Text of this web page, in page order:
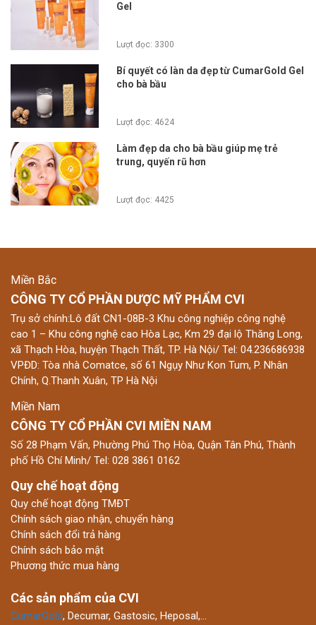
Gel
Lượt đọc: 3300
Bí quyết có làn da đẹp từ CumarGold Gel
cho bà bầu
Lượt đọc: 4624
Làm đẹp da cho bà bầu giúp mẹ trẻ
trung, quyến rũ hơn
Lượt đọc: 4425
Miền Bắc
CÔNG TY CỔ PHẦN DƯỢC MỸ PHẨM CVI
Trụ sở chính:Lô đất CN1-08B-3 Khu công nghiệp công nghệ
cao 1 – Khu công nghệ cao Hòa Lạc, Km 29 đại lộ Thăng Long,
xã Thạch Hòa, huyện Thạch Thất, TP. Hà Nội/ Tel: 04.236686938
VPĐD: Tòa nhà Comatce, số 61 Ngụy Như Kon Tum, P. Nhân
Chính, Q.Thanh Xuân, TP Hà Nội
Miền Nam
CÔNG TY CỔ PHẦN CVI MIỀN NAM
Số 28 Phạm Vấn, Phường Phú Thọ Hòa, Quận Tân Phú, Thành
phố Hồ Chí Minh/ Tel: 028 3861 0162
Quy chế hoạt động
Quy chế hoạt động TMĐT
Chính sách giao nhận, chuyển hàng
Chính sách đổi trả hàng
Chính sách bảo mật
Phương thức mua hàng
Các sản phẩm của CVI
CumarGold, Decumar, Gastosic, Heposal,…